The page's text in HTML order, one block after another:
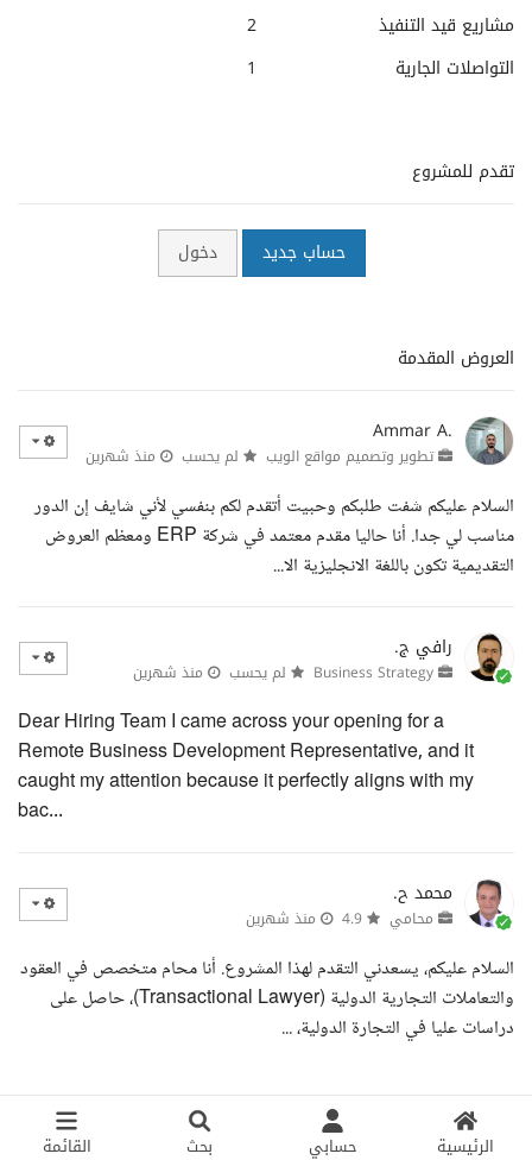
الرئيسية حسابي بحث القائمة
مشاريع قيد التنفيذ
2
التواصلات الجارية
1
تقدم للمشروع
حساب جديد دخول
العروض المقدمة
Ammar A.
تطوير وتصميم مواقع الويب لم يحسب منذ شهرين
السلام عليكم شفت طلبكم وحبيت أتقدم لكم بنفسي لأني شايف إن الدور
مناسب لي جدا. أنا حاليا مقدم معتمد في شركة ERP ومعظم العروض
التقديمية تكون باللغة الانجليزية الا...
رافي ج.
لم يحسب منذ شهرين
Dear Hiring Team I came across your opening for a
Remote Business Development Representative, and it
caught my attention because it perfectly aligns with my
bac...
محمد ح.
محامي منذ شهرين
السلام عليكم، يسعدني التقدم لهذا المشروع. أنا محام متخصص في العقود
والتعاملات التجارية الدولية (Transactional Lawyer)، حاصل على
دراسات عليا في التجارة الدولية، ...